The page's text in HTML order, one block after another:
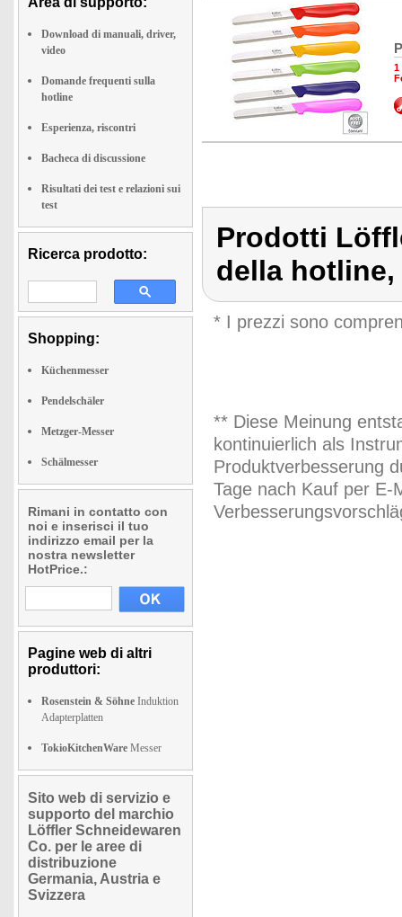
Download di manuali, driver,
video
Domande frequenti sulla
hotline
Esperienza, riscontri
Bacheca di discussione
Risultati dei test e relazioni sui
test
Ricerca prodotto:
Shopping:
Küchenmesser
Pendelschäler
Metzger-Messer
Schälmesser
Rimani in contatto con
noi e inserisci il tuo
indirizzo email per la
nostra newsletter
HotPrice.:
Pagine web di altri
produttori:
Rosenstein & Söhne Induktion
Adapterplatten
TokioKitchenWare Messer
Sito web di servizio e
supporto del marchio
Löffler Schneidewaren
Co. per le aree di
distribuzione
Germania, Austria e
Svizzera
1
Prodotti
della
* I prezzi sono
** Diese Meinung
kontinuierlich als
Produktverbesserung
Tage nach Kauf per E-